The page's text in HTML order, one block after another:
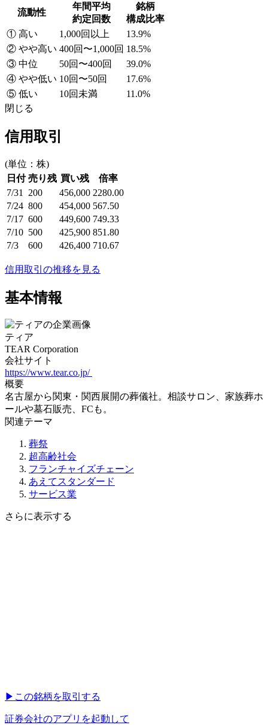
流動性
年間平均
約定回数
銘柄
構成比率
① 高い
1,000回以上
13.9%
② やや高い 400回〜1,000回 18.5%
③ 中位
50回〜400回
39.0%
④ やや低い 10回〜50回
17.6%
⑤ 低い
10回未満
11.0%
閉じる
信用取引
(単位：株)
日付 売り残 買い残
倍率
7/31
200 456,000 2280.00
7/24 800 454,000 567.50
7/17 600 449,600 749.33
7/10 500 425,900 851.80
7/3
600 426,400 710.67
信用取引の推移を見る
基本情報
ティア
TEAR Corporation
会社サイト
https://www.tear.co.jp/
概要
名古屋から関東・関西展開の葬儀社。相談サロン、家族葬ホ
ールや墓石販売、FCも。
関連テーマ
葬祭
超高齢社会
フランチャイズチェーン
あえてスタンダード
サービス業
さらに表示する
▶︎ この銘柄を取引する
証券会社のアプリを起動して